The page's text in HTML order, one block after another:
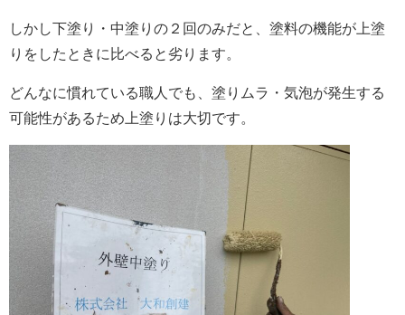
しかし下塗り・中塗りの２回のみだと、塗料の機能が上塗
りをしたときに比べると劣ります。
どんなに慣れている職人でも、塗りムラ・気泡が発生する
可能性があるため上塗りは大切です。